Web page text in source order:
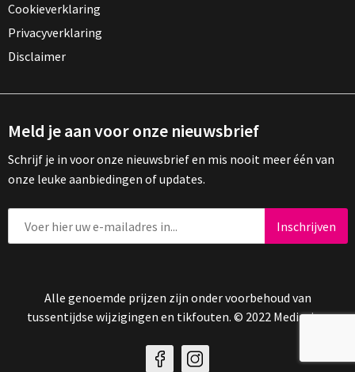
Cookieverklaring
Privacyverklaring
Disclaimer
Meld je aan voor onze nieuwsbrief
Schrijf je in voor onze nieuwsbrief en mis nooit meer één van
onze leuke aanbiedingen of updates.
Alle genoemde prijzen zijn onder voorbehoud van
tussentijdse wijzigingen en tikfouten. © 2022 Mediasign